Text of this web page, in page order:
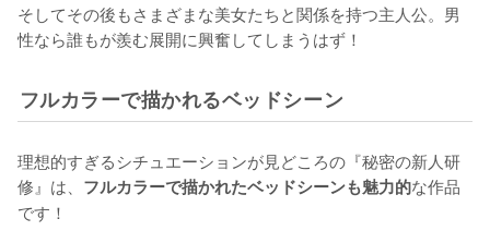
そしてその後もさまざまな美女たちと関係を持つ主人公。男
性なら誰もが羨む展開に興奮してしまうはず！
フルカラーで描かれるベッドシーン
理想的すぎるシチュエーションが見どころの『秘密の新人研
修』は、 フルカラーで描かれたベッドシーンも魅力的な作品
です！